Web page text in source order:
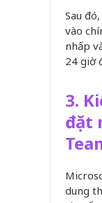
Sau
vào
nhấp
24 giờ
3.
đặt
dung